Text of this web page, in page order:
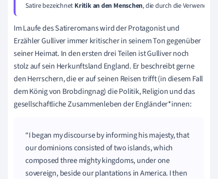
Satire bezeichnet Kritik an den Menschen, die durch die
Im Laufe des Satireromans wird der Protagonist und
Erzähler Gulliver immer kritischer in seinem Ton gegenüber
seiner Heimat. In den ersten drei Teilen ist Gulliver noch
stolz auf sein Herkunftsland England. Er beschreibt gerne
den Herrschern, die er auf seinen Reisen trifft (in diesem Fall
dem König von Brobdingnag) die Politik, Religion und das
gesellschaftliche Zusammenleben der Engländer*innen:
I began my discourse by informing his majesty, that
our dominions consisted of two islands, which
composed three mighty kingdoms, under one
sovereign, beside our plantations in America. I then